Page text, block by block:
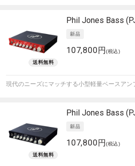
Phil Jones Bass
107,800円(税込)
現代のニーズにマッチする小型軽量ベースアン
Phil Jones Bass
107,800円(税込)